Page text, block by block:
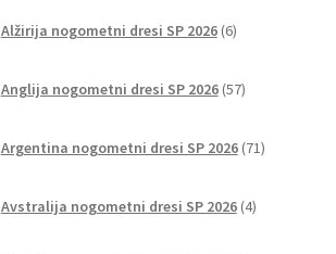
izdelka
Alžirija nogometni dresi SP 2026 6izdelkov
Anglija nogometni dresi SP 2026 57izdelkov
Argentina nogometni dresi SP 2026 71izdelkov
Avstralija nogometni dresi SP 2026 4izdelki